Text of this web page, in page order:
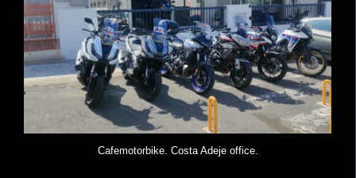
Cafemotorbike. Costa Adeje office.